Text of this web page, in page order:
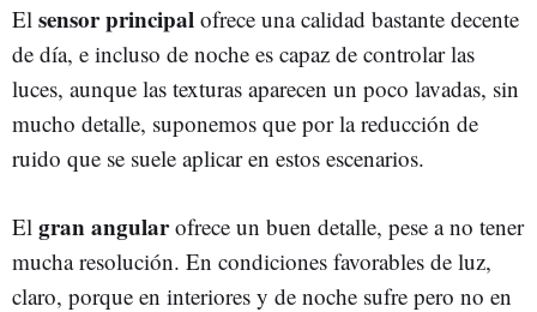
El sensor principal ofrece una calidad bastante decente
de día, e incluso de noche es capaz de controlar las
luces, aunque las texturas aparecen un poco lavadas, sin
mucho detalle, suponemos que por la reducción de
ruido que se suele aplicar en estos escenarios.
El gran angularofrece un buen detalle, pese a no tener
mucha resolución. En condiciones favorables de luz,
claro, porque en interiores y de noche sufre pero no en